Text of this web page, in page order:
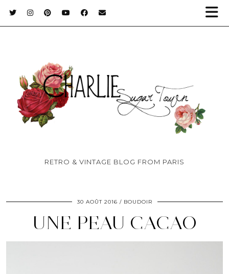
RETRO & VINTAGE BLOG FROM PARIS
30 AOÛT 2016 BOUDOIR
UNE PEAU CACAO